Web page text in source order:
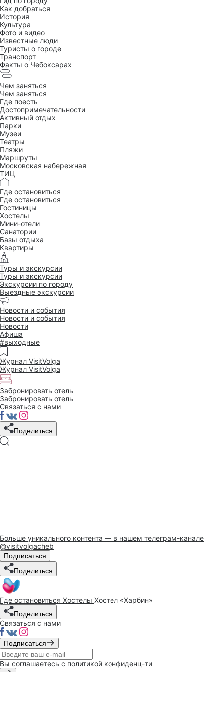
Как добраться
История
Культура
Фото и видео
Известные люди
Туристы о городе
Транспорт
Факты о Чебоксарах
Чем заняться
Чем заняться
Где поесть
Достопримеча­тельности
Активный отдых
Парки
Музеи
Театры
Пляжи
Маршруты
Московская набережная
ТИЦ
Где остановиться
Где остановиться
Гостиницы
Хостелы
Мини-отели
Санатории
Базы отдыха
Квартиры
Туры и экскурсии
Туры и экскурсии
Экскурсии по городу
Выездные экскурсии
Новости и события
Новости и события
Новости
Афиша
#выходные
Журнал VisitVolga
Журнал VisitVolga
Забронировать отель
Забронировать отель
Связаться с нами
Поделиться
Больше уникального контента — в нашем телеграм-канале
@visitvolgacheb
Подписаться
Поделиться
Где остановиться Хостелы Хостел «Харбин»
Поделиться
Связаться с нами
Подписаться
Вы соглашаетесь с политикой конфиденц-ти